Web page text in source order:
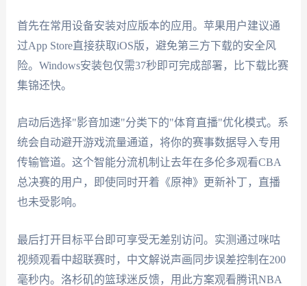
首先在常用设备安装对应版本的应用。苹果用户建议通
过App Store直接获取iOS版，避免第三方下载的安全风
险。Windows安装包仅需37秒即可完成部署，比下载比赛
集锦还快。
启动后选择"影音加速"分类下的"体育直播"优化模式。系
统会自动避开游戏流量通道，将你的赛事数据导入专用
传输管道。这个智能分流机制让去年在多伦多观看CBA
总决赛的用户，即使同时开着《原神》更新补丁，直播
也未受影响。
最后打开目标平台即可享受无差别访问。实测通过咪咕
视频观看中超联赛时，中文解说声画同步误差控制在200
毫秒内。洛杉矶的篮球迷反馈，用此方案观看腾讯NBA